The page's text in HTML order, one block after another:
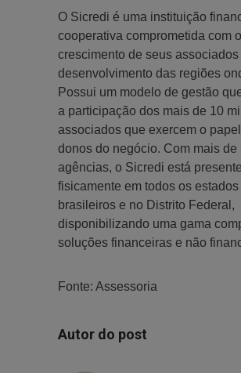
O Sicredi é uma instituição
cooperativa comprometida com o
crescimento de seus associados
desenvolvimento das regiões
Possui um modelo de gestão
a participação dos mais de 10
associados que exercem o
donos do negócio. Com mais de
agências, o Sicredi está presente
fisicamente em todos os estados
brasileiros e no Distrito Federal,
disponibilizando uma gama
soluções financeiras e não
Fonte: Assessoria
Autor do post